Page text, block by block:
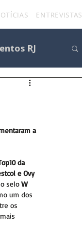
ENTREVISTAS
RJ
a
da
e Ovy
selo W
um dos
os